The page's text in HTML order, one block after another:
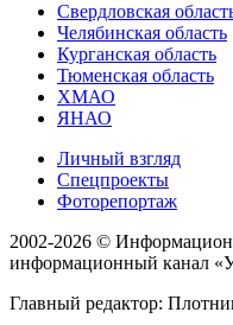
Свердловская
Челябинская область
Курганская область
Тюменская область
ХМАО
ЯНАО
Личный взгляд
Спецпроекты
Фоторепортаж
2002-2026 ©
информационный канал
Главный редактор: